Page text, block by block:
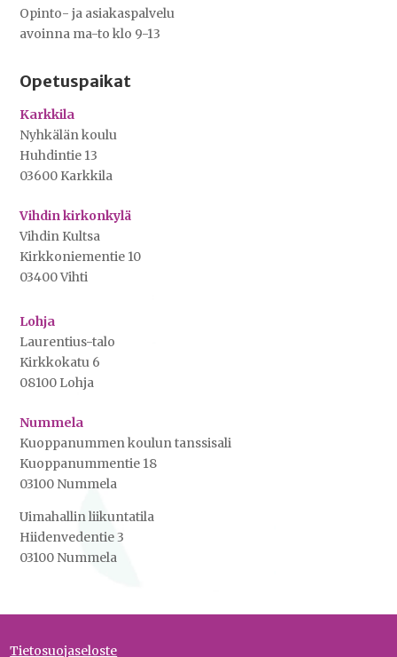
Opinto- ja asiakaspalvelu
avoinna ma-to klo 9-13
Opetuspaikat
Karkkila
Nyhkälän koulu
Huhdintie 13
03600 Karkkila
Vihdin kirkonkylä
Vihdin Kultsa
Kirkkoniementie 10
03400 Vihti
Lohja
Laurentius-talo
Kirkkokatu 6
08100 Lohja
Nummela
Kuoppanummen koulun tanssisali
Kuoppanummentie 18
03100 Nummela
Uimahallin liikuntatila
Hiidenvedentie 3
03100 Nummela
Tietosuojaseloste